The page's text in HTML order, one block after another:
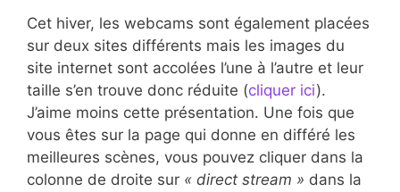
Cet hiver, les webcams sont également placées
sur deux sites différents mais les images du
site internet sont accolées l’une à l’autre et leur
taille s’en trouve donc réduite (cliquer ici).
J’aime moins cette présentation. Une fois que
vous êtes sur la page qui donne en différé les
meilleures scènes, vous pouvez cliquer dans la
colonne de droite sur « direct stream » dans la